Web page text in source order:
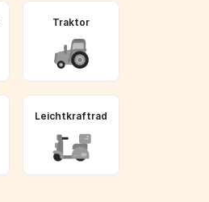
Traktor
Leichtkraftrad